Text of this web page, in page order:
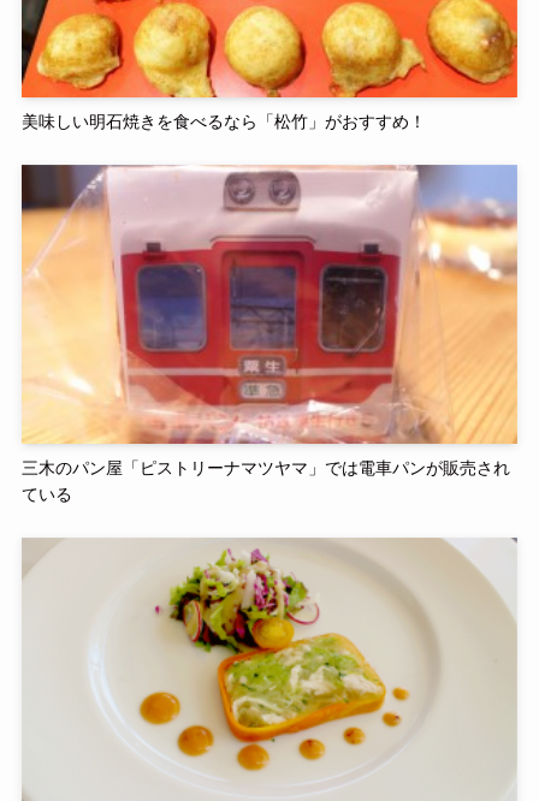
美味しい明石焼きを食べるなら「松竹」がおすすめ！
三木のパン屋「ピストリーナマツヤマ」では電車パンが販売され
ている